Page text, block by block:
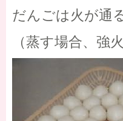
だんごは火が通
（蒸す場合、強